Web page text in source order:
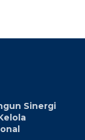
Sinergi